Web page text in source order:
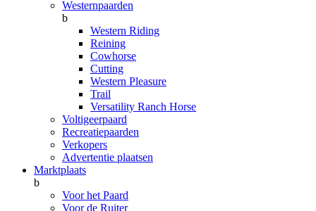
Westernpaarden
b
Western Riding
Reining
Cowhorse
Cutting
Western Pleasure
Trail
Versatility Ranch Horse
Voltigeerpaard
Recreatiepaarden
Verkopers
Advertentie plaatsen
Marktplaats
b
Voor het Paard
Voor de Ruiter